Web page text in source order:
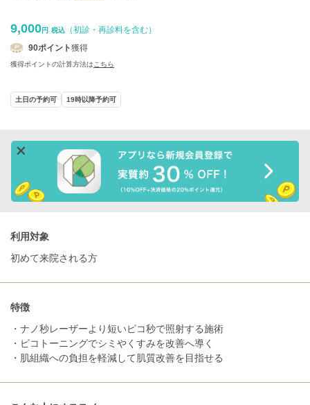
9,000円 税込
（初診・再診料を含む）
90ポイント獲得
獲得ポイントの計算方法はこちら
土日の予約可 19時以降予約可
利用対象
初めて来院される方
特徴
・ナノ秒レーザーより短いピコ秒で照射する施術
・ピコトーニングでシミやくすみを改善へ導く
・肌組織への負担を軽減して肌質改善を目指せる